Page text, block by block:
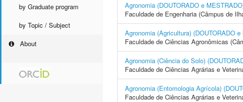
by Graduate program
by Topic / Subject
About
Agronomia (DOUTORADO e
Faculdade de Engenharia (Câmpus de
Agronomia (Agricultura) (DOUTORADO
Faculdade de Ciências Agronômicas
Agronomia (Ciência do Solo)
Faculdade de Ciências Agrárias e
Agronomia (Entomologia Agrícola)
Faculdade de Ciências Agrárias e